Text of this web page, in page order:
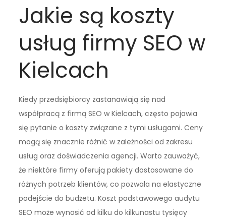
Jakie są koszty
usług firmy SEO w
Kielcach
Kiedy przedsiębiorcy zastanawiają się nad
współpracą z firmą SEO w Kielcach, często pojawia
się pytanie o koszty związane z tymi usługami. Ceny
mogą się znacznie różnić w zależności od zakresu
usług oraz doświadczenia agencji. Warto zauważyć,
że niektóre firmy oferują pakiety dostosowane do
różnych potrzeb klientów, co pozwala na elastyczne
podejście do budżetu. Koszt podstawowego audytu
SEO może wynosić od kilku do kilkunastu tysięcy